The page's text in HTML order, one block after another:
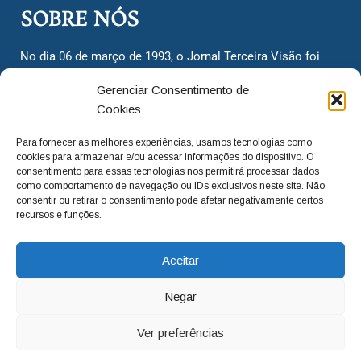
Gerenciar Consentimento de
Cookies
Para fornecer as melhores experiências, usamos tecnologias como
cookies para armazenar e/ou acessar informações do dispositivo. O
consentimento para essas tecnologias nos permitirá processar dados
como comportamento de navegação ou IDs exclusivos neste site. Não
consentir ou retirar o consentimento pode afetar negativamente certos
recursos e funções.
Aceitar
Negar
Ver preferências
SOBRE NÓS
No dia 06 de março de 1993, o Jornal Terceira Visão foi
cidadãos valinhenses, já que naquela época só existiam
dois jornais. Há mais de 30 anos, o jornal continua
com o foco de trazer as melhores notícias. Nunca
deixamos de lado as necessidades do cidadão, sempre
questionando os órgãos públicos em busca de melhorias
para a cidade e sempre cobrando resoluções para casos
adm@jtv.com.br
(19) 3929-6225